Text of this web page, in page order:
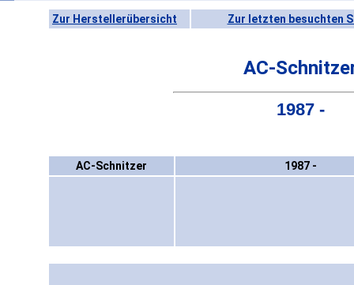
Zur Herstellerübersicht Zur letzten besuchten
AC-
1987 -
AC-Schnitzer 1987 -